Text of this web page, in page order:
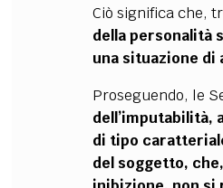
Ciò significa che,
della personalità
una situazione
Proseguendo, le
dell’imputabilità,
di tipo
del soggetto,